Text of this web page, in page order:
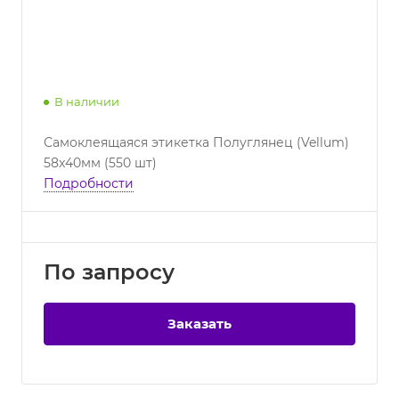
В наличии
Самоклеящаяся этикетка Полуглянец (Vellum)
58x40мм (550 шт)
Подробности
По запросу
Заказать